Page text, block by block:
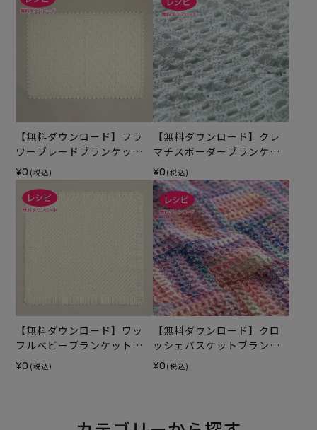
【無料ダウンロード】フラ
ワーブレードブランケット
（レシピ）
¥0 (税込)
【無料ダウンロード】クレ
マチスボーダーブランケッ
ト（レシピ）
¥0 (税込)
【無料ダウンロード】ワッ
フルベビーブランケット
（レシピ）
¥0 (税込)
【無料ダウンロード】クロ
ッシェバスケットブランケ
ット（レシピ）
¥0 (税込)